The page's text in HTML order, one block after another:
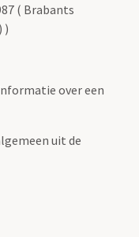
( Brabants
)
over een
uit de